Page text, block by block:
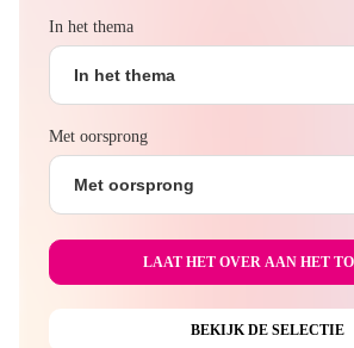
In het thema
In het thema
Met oorsprong
Met oorsprong